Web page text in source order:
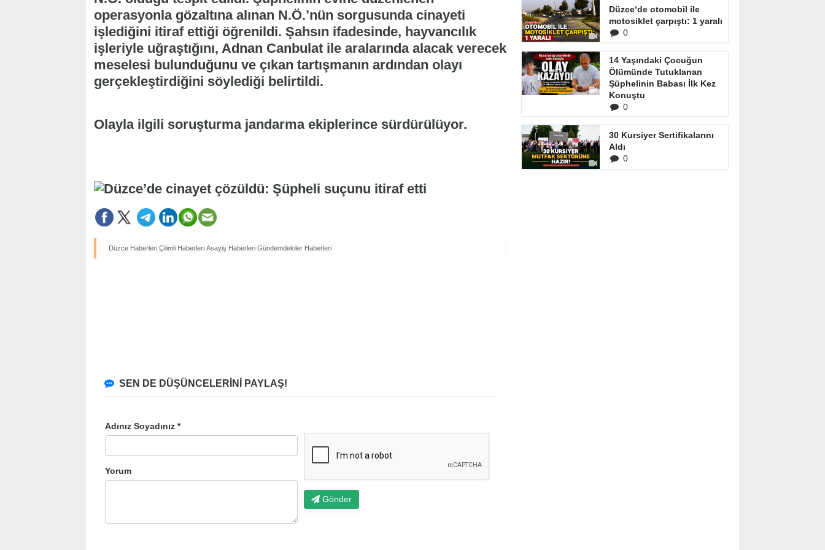
operasyonla gözaltına alınan N.Ö.’nün sorgusunda cinayeti
işlediğini itiraf ettiği öğrenildi. Şahsın ifadesinde, hayvancılık
işleriyle uğraştığını, Adnan Canbulat ile aralarında alacak verecek
meselesi bulunduğunu ve çıkan tartışmanın ardından olayı
gerçekleştirdiğini söylediği belirtildi.
Olayla ilgili soruşturma jandarma ekiplerince sürdürülüyor.
Düzce Haberleri Çilimli Haberleri Asayiş Haberleri Gündemdekiler Haberleri
SEN DE DÜŞÜNCELERİNİ PAYLAŞ!
Adınız Soyadınız *
Yorum
Gönder
Düzce‘de otomobil ile
motosiklet çarpıştı: 1 yaralı
0
14 Yaşındaki Çocuğun
Ölümünde Tutuklanan
Şüphelinin Babası İlk Kez
Konuştu
0
30 Kursiyer Sertifikalarını
Aldı
0